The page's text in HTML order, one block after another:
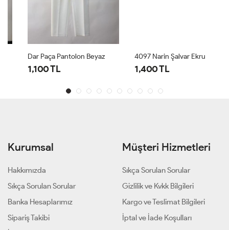
Dar Paça Pantolon Beyaz
1,100 TL
4097 Narin Şalvar Ekru
1,400 TL
Kurumsal
Hakkımızda
Sıkça Sorulan Sorular
Banka Hesaplarımız
Sipariş Takibi
Müşteri Hizmetleri
Sıkça Sorulan Sorular
Gizlilik ve Kvkk Bilgileri
Kargo ve Teslimat Bilgileri
İptal ve İade Koşulları